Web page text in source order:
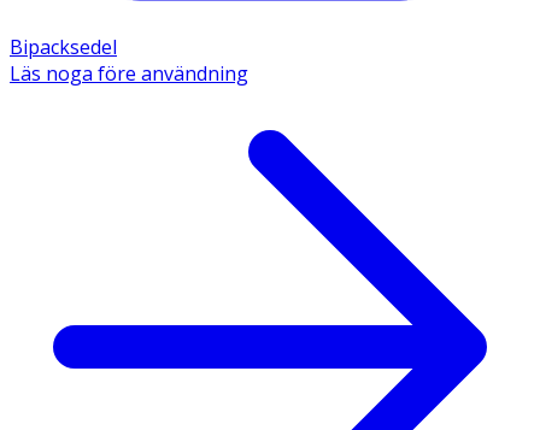
Bipacksedel
Läs noga före användning